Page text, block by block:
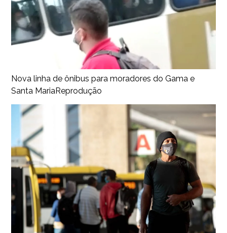
Nova linha de ônibus para moradores do Gama e
Santa MariaReprodução